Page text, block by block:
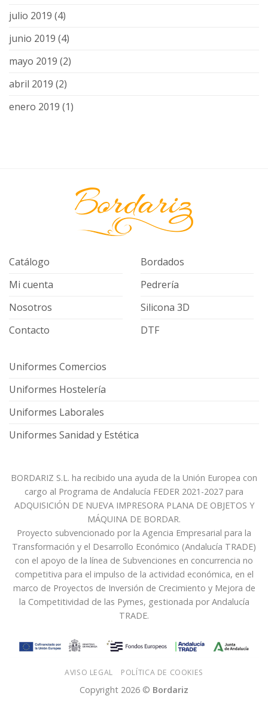
julio 2019 (4)
junio 2019 (4)
mayo 2019 (2)
abril 2019 (2)
enero 2019 (1)
Catálogo
Mi cuenta
Nosotros
Contacto
Bordados
Pedrería
Silicona 3D
DTF
Uniformes Comercios
Uniformes Hostelería
Uniformes Laborales
Uniformes Sanidad y Estética
BORDARIZ S.L. ha recibido una ayuda de la Unión Europea con
cargo al Programa de Andalucía FEDER 2021-2027 para
ADQUISICIÓN DE NUEVA IMPRESORA PLANA DE OBJETOS Y
MÁQUINA DE BORDAR.
Proyecto subvencionado por la Agencia Empresarial para la
Transformación y el Desarrollo Económico (Andalucía TRADE)
con el apoyo de la línea de Subvenciones en concurrencia no
competitiva para el impulso de la actividad económica, en el
marco de Proyectos de Inversión de Crecimiento y Mejora de
la Competitividad de las Pymes, gestionada por Andalucía
TRADE.
AVISO LEGAL POLÍTICA DE COOKIES
Copyright 2026 © Bordariz